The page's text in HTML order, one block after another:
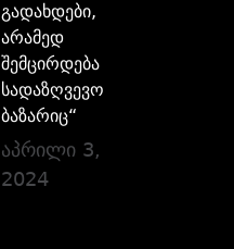
გადახდები,
არამედ
შემცირდება
სადაზღვევო
ბაზარიც“
აპრილი 3,
2024